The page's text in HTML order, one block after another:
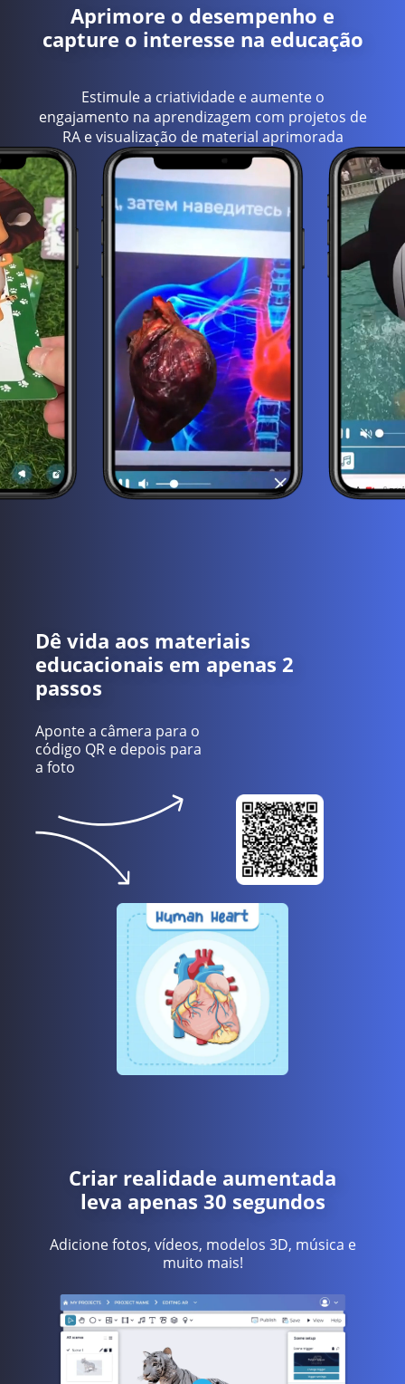
Aprimore o desempenho e
capture o interesse na educação
Estimule a criatividade e aumente o
engajamento na aprendizagem com projetos de
RA e visualização de material aprimorada
Dê vida aos materiais
educacionais em apenas 2
passos
Aponte a câmera para o
código QR e depois para
a foto
Criar realidade aumentada
leva apenas 30 segundos
Adicione fotos, vídeos, modelos 3D, música e
muito mais!